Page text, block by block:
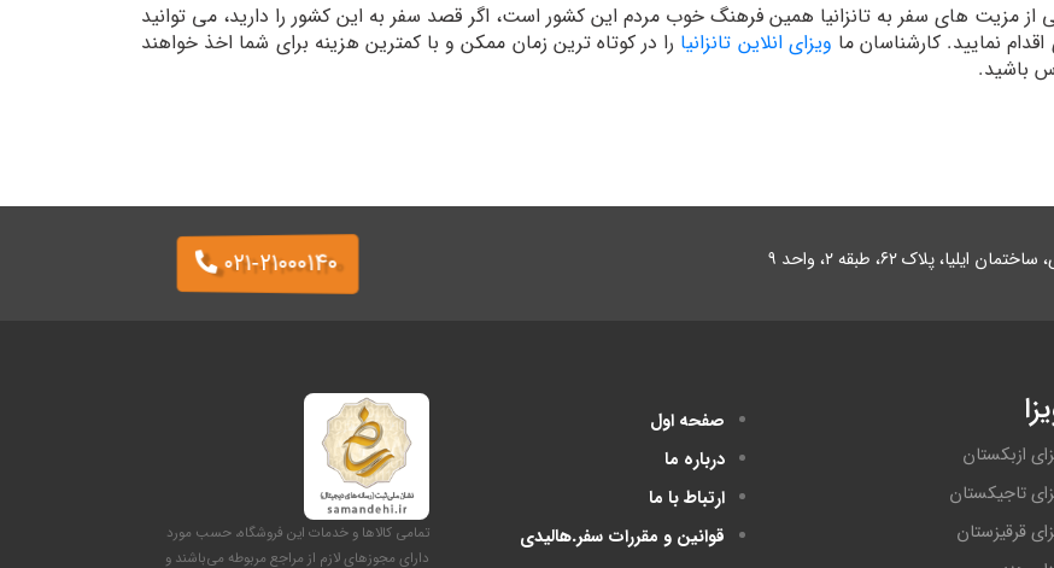
از مزیت های سفر به تانزانیا همین فرهنگ خوب مردم این کشور است، اگر قصد سفر به این کشور را دارید، می توانید
نمایید. کارشناسان ما ویزای انلاین تانزانیا را در کوتاه ترین زمان ممکن و با کمترین هزینه برای شما اخذ خواهند
باشید.
پلاک ۶۲، طبقه ۲، واحد ۹ ۰۲۱-۲۱۰۰۰۱۴۰
ازبکستان
تاجیکستان
قرقیزستان
صفحه اول
درباره ما
ارتباط با ما
قوانین و مقررات سفر.هالیدی
تمامی کالاها و خدمات این فروشگاه، حسب مورد
دارای مجوزهای لازم از مراجع مربوطه می‌باشند و